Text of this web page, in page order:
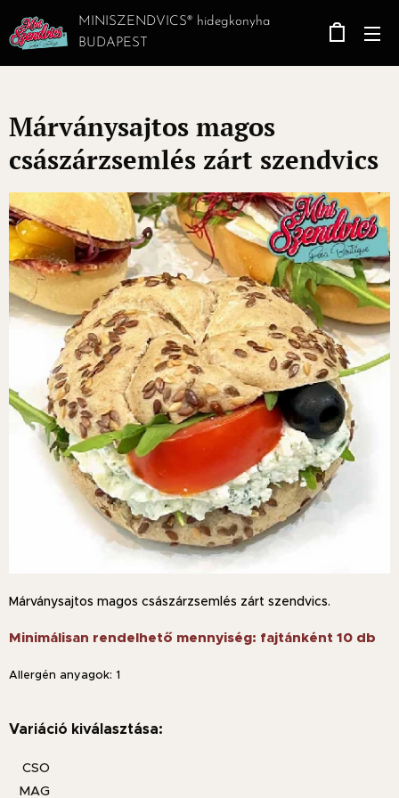
MINISZENDVICS® hidegkonyha
BUDAPEST
Márványsajtos magos
császárzsemlés zárt szendvics
Márványsajtos magos császárzsemlés zárt szendvics.
Minimálisan rendelhető mennyiség: fajtánként 10 db
Allergén anyagok: 1
Variáció kiválasztása:
CSO
MAG